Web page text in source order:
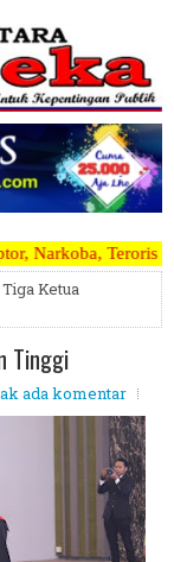
Ketua
Tinggi
ada komentar